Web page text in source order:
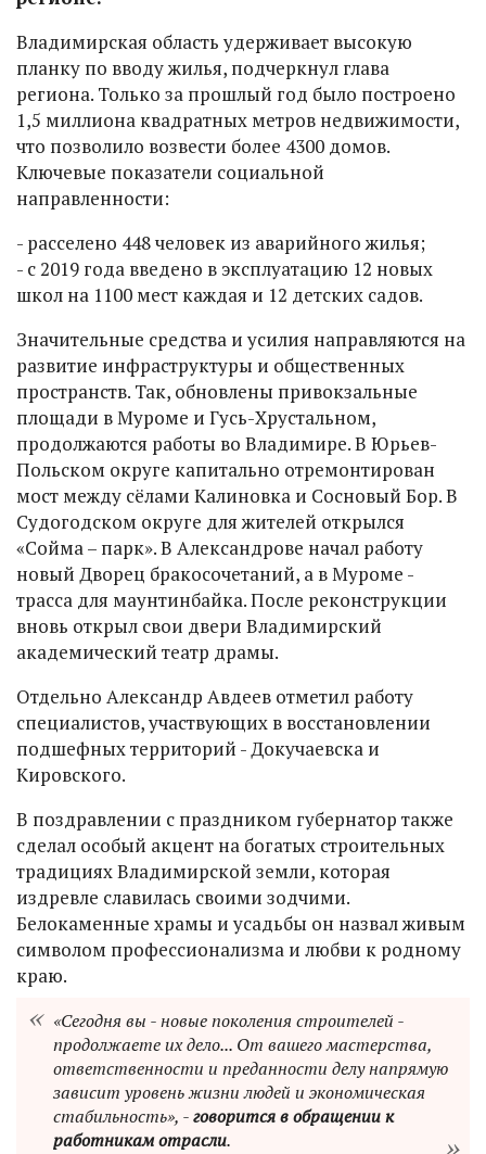
Владимирская область удерживает высокую
планку по вводу жилья, подчеркнул глава
региона. Только за прошлый год было построено
1,5 миллиона квадратных метров недвижимости,
что позволило возвести более 4300 домов.
Ключевые показатели социальной
направленности:
- расселено 448 человек из аварийного жилья;
- с 2019 года введено в эксплуатацию 12 новых
школ на 1100 мест каждая и 12 детских садов.
Значительные средства и усилия направляются на
развитие инфраструктуры и общественных
пространств. Так, обновлены привокзальные
площади в Муроме и Гусь-Хрустальном,
продолжаются работы во Владимире. В Юрьев-
Польском округе капитально отремонтирован
мост между сёлами Калиновка и Сосновый Бор. В
Судогодском округе для жителей открылся
«Сойма – парк». В Александрове начал работу
новый Дворец бракосочетаний, а в Муроме -
трасса для маунтинбайка. После реконструкции
вновь открыл свои двери Владимирский
академический театр драмы.
Отдельно Александр Авдеев отметил работу
специалистов, участвующих в восстановлении
подшефных территорий - Докучаевска и
Кировского.
В поздравлении с праздником губернатор также
сделал особый акцент на богатых строительных
традициях Владимирской земли, которая
издревле славилась своими зодчими.
Белокаменные храмы и усадьбы он назвал живым
символом профессионализма и любви к родному
краю.
«Сегодня вы - новые поколения строителей -
продолжаете их дело... От вашего мастерства,
ответственности и преданности делу напрямую
зависит уровень жизни людей и экономическая
стабильность», -говорится в обращении к
работникам отрасли.